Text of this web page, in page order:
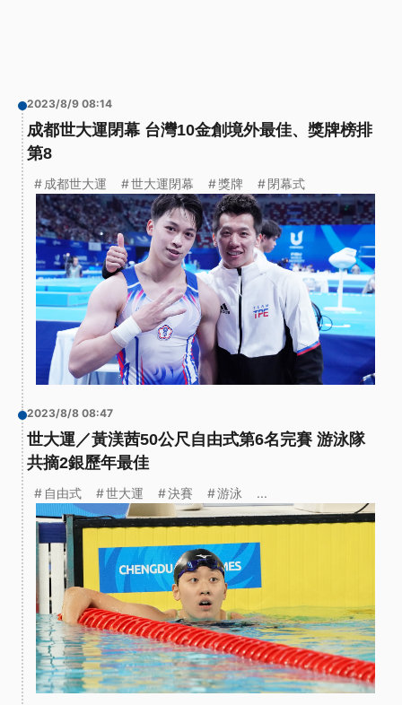
2023/8/9 08:14
成都世大運閉幕 台灣10金創境外最佳、獎牌榜排
第8
成都世大運 世大運閉幕 獎牌 閉幕式
2023/8/8 08:47
世大運／黃渼茜50公尺自由式第6名完賽 游泳隊
共摘2銀歷年最佳
自由式 世大運 決賽 游泳 ...